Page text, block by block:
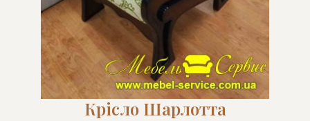
Крісло Шарлотта